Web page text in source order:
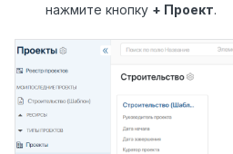
нажмите кнопку + Проект.